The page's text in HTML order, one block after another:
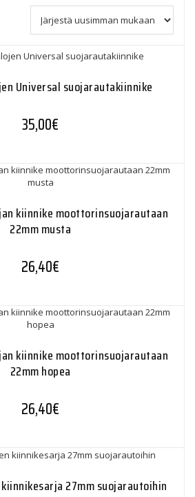
Universal suojarautakiinnike
35,00€
kiinnike moottorinsuojarautaan
22mm musta
26,40€
kiinnike moottorinsuojarautaan
22mm hopea
26,40€
27mm suojarautoihin